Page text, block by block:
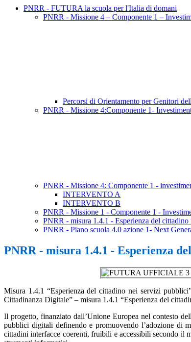
PNRR - FUTURA la scuola per l'Italia di domani
PNRR - Missione 4 – Componente 1 –
Percorsi di Orientamento per Genitori
PNRR - Missione 4:Componente 1-
PNRR - Missione 4: Componente 1 -
INTERVENTO A
INTERVENTO B
PNRR - Missione 1 - Componente 1 -
PNRR - misura 1.4.1 - Esperienza del
PNRR - Piano scuola 4.0 azione 1- Next
PNRR - misura 1.4.1 - Esperienza
Misura 1.4.1 “Esperienza del cittadino nei servizi
Cittadinanza Digitale” – misura 1.4.1 “Esperienza del
Il progetto, finanziato dall’Unione Europea nel contesto
pubblici digitali definendo e promuovendo l’adozione di
cittadini interfacce coerenti, fruibili e accessibili secondo il